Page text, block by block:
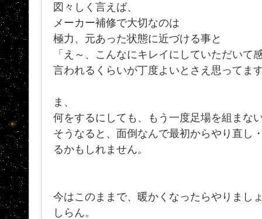
図々しく言えば、
メーカー補修で大切なのは
極力、元あった状態に近づける事と
「え～、こんなにキレイにしていただいて
言われるくらいが丁度よいとさえ思ってま
ま、
何をするにしても、もう一度足場を組まな
そうなると、面倒なんで最初からやり直
るかもしれません。
今はこのままで、暖かくなったらやりま
しらん。